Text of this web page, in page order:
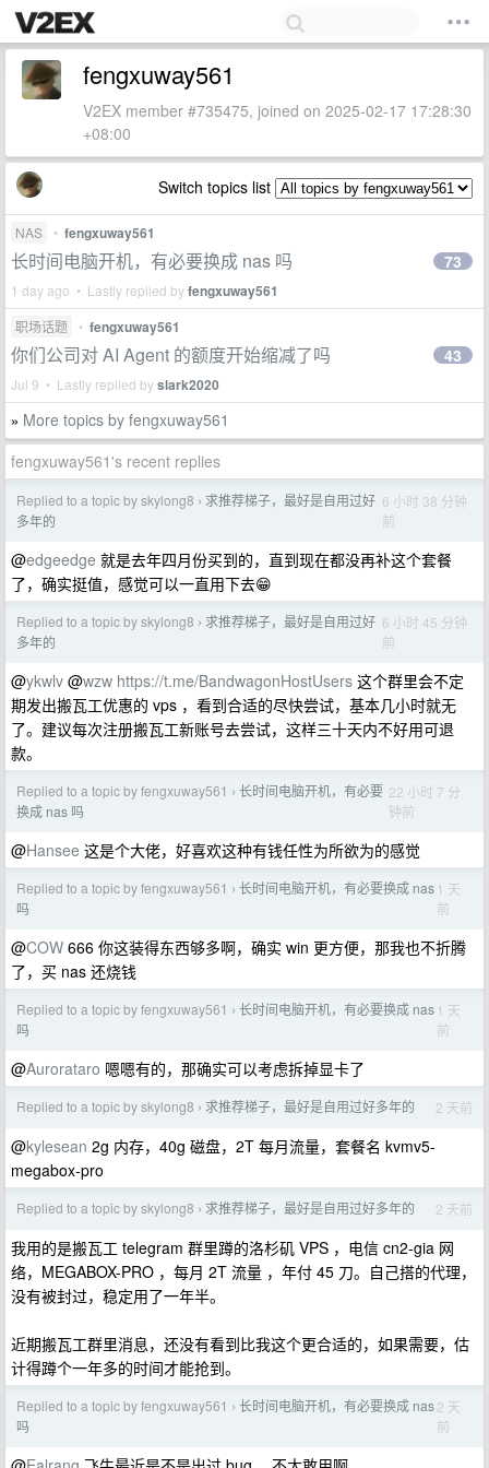
fengxuway561
V2EX member #735475, joined on 2025-02-17 17:28:30
+08:00
Switch topics list
NAS • fengxuway561
长时间电脑开机，有必要换成 nas 吗
1 day ago • Lastly replied byfengxuway561
73
职场话题 • fengxuway561
你们公司对 AI Agent 的额度开始缩减了吗
Jul 9 • Lastly replied byslark2020
43
» More topics by fengxuway561
fengxuway561's recent replies
Replied to a topic by skylong8 › 求推荐梯子，最好是自用过好
多年的
6 小时 38 分钟
前
@edgeedge 就是去年四月份买到的，直到现在都没再补这个套餐
了，确实挺值，感觉可以一直用下去😁
Replied to a topic by skylong8 › 求推荐梯子，最好是自用过好
多年的
6 小时 45 分钟
前
@ykwlv @wzw https://t.me/BandwagonHostUsers 这个群里会不定
期发出搬瓦工优惠的 vps ，看到合适的尽快尝试，基本几小时就无
了。建议每次注册搬瓦工新账号去尝试，这样三十天内不好用可退
款。
Replied to a topic by fengxuway561 › 长时间电脑开机，有必要
换成 nas 吗
22 小时 7 分
钟前
@Hansee 这是个大佬，好喜欢这种有钱任性为所欲为的感觉
Replied to a topic by fengxuway561 › 长时间电脑开机，有必要换成 nas
吗
1 天
前
@COW 666 你这装得东西够多啊，确实 win 更方便，那我也不折腾
了，买 nas 还烧钱
Replied to a topic by fengxuway561 › 长时间电脑开机，有必要换成 nas
吗
1 天
前
@Aurorataro 嗯嗯有的，那确实可以考虑拆掉显卡了
Replied to a topic by skylong8 › 求推荐梯子，最好是自用过好多年的 2 天前
@kylesean 2g 内存，40g 磁盘，2T 每月流量，套餐名 kvmv5-
megabox-pro
Replied to a topic by skylong8 › 求推荐梯子，最好是自用过好多年的 2 天前
我用的是搬瓦工 telegram 群里蹲的洛杉矶 VPS ，电信 cn2-gia 网
络，MEGABOX-PRO ，每月 2T 流量 ，年付 45 刀。自己搭的代理，
没有被封过，稳定用了一年半。
近期搬瓦工群里消息，还没有看到比我这个更合适的，如果需要，估
计得蹲个一年多的时间才能抢到。
Replied to a topic by fengxuway561 › 长时间电脑开机，有必要换成 nas
吗
2 天
前